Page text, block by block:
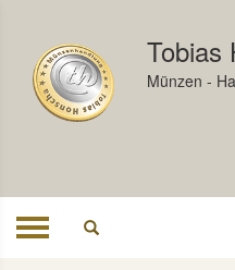
Tobias
Münzen -
Toggle